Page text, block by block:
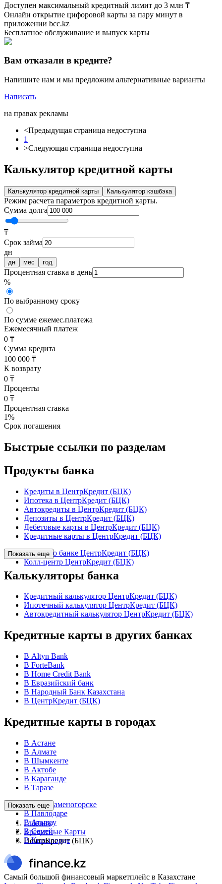
Доступен максимальный кредитный лимит до 3 млн ₸
Онлайн открытие цифоровой карты за пару минут в
приложении bcc.kz
Бесплатное обслуживание и выпуск карты
Вам отказали в кредите?
Напишите нам и мы предложим альтернативные варианты
Написать
на правах рекламы
<Предыдущая страница недоступна
1
>Следующая страница недоступна
Калькулятор кредитной карты
Калькулятор кредитной карты Калькулятор кэшбэка
Режим расчета параметров кредитной карты.
Сумма долга
₸
Срок займа
дн
дн мес год
Процентная ставка в день
%
По выбранному сроку
По сумме ежемес.платежа
Ежемесячный платеж
0 ₸
Сумма кредита
100 000 ₸
К возврату
0 ₸
Проценты
0 ₸
Процентная ставка
1%
Срок погашения
Быстрые ссылки по разделам
Продукты банка
Кредиты в ЦентрКредит (БЦК)
Ипотека в ЦентрКредит (БЦК)
Автокредиты в ЦентрКредит (БЦК)
Депозиты в ЦентрКредит (БЦК)
Дебетовые карты в ЦентрКредит (БЦК)
Кредитные карты в ЦентрКредит (БЦК)
Отзывы о банке ЦентрКредит (БЦК)
Колл-центр ЦентрКредит (БЦК)
Показать еще
Калькуляторы банка
Кредитный калькулятор ЦентрКредит (БЦК)
Ипотечный калькулятор ЦентрКредит (БЦК)
Автокредитный калькулятор ЦентрКредит (БЦК)
Кредитные карты в других банках
В Altyn Bank
В ForteBank
В Home Credit Bank
В Евразийский банк
В Народный Банк Казахстана
В ЦентрКредит (БЦК)
Кредитные карты в городах
В Астане
В Алмате
В Шымкенте
В Актобе
В Караганде
В Таразе
В Усть-Каменогорске
В Павлодаре
В Атырау
В Семей
В Кызылорде
Показать еще
Главная
Кредитные Карты
ЦентрКредит (БЦК)
Самый большой финансовый маркетплейс в Казахстане